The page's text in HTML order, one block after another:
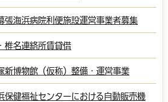
張海浜病院利便施設運営事業者募集
椎名連絡所賃貸借
新博物館（仮称）整備・運営事業
保健福祉センターにおける自動販売機